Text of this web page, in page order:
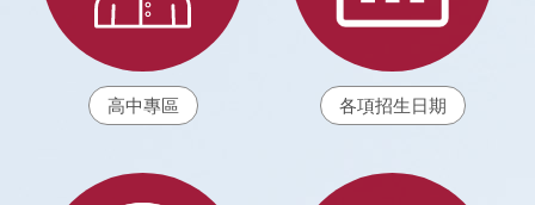
高中專區 各項招生日期